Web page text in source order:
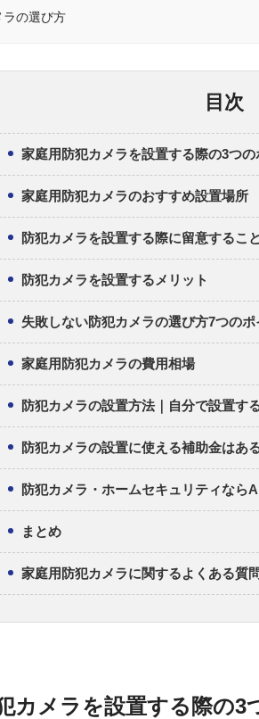
ラの選び方
目次
家庭用防犯カメラを設置する際の3つの
家庭用防犯カメラのおすすめ設置場所
防犯カメラを設置する際に留意すること
防犯カメラを設置するメリット
失敗しない防犯カメラの選び方7つのポ
家庭用防犯カメラの費用相場
防犯カメラの設置方法｜自分で設置す
防犯カメラの設置に使える補助金はあ
防犯カメラ・ホームセキュリティなら
まとめ
家庭用防犯カメラに関するよくある質問
カメラを設置する際の3